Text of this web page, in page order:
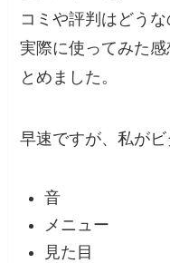
コミや評判はどうな
実際に使ってみた
とめました。
早速ですが、私が
音
メニュー
見た目